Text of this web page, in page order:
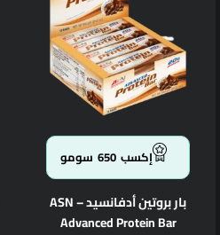
إكسب 650 سومو
بار بروتين أدفانسيد – ASN
Advanced Protein Bar
الأشكال
المختلفة
لهذا
المنتج.
الخيارات
صفحة
المنتج